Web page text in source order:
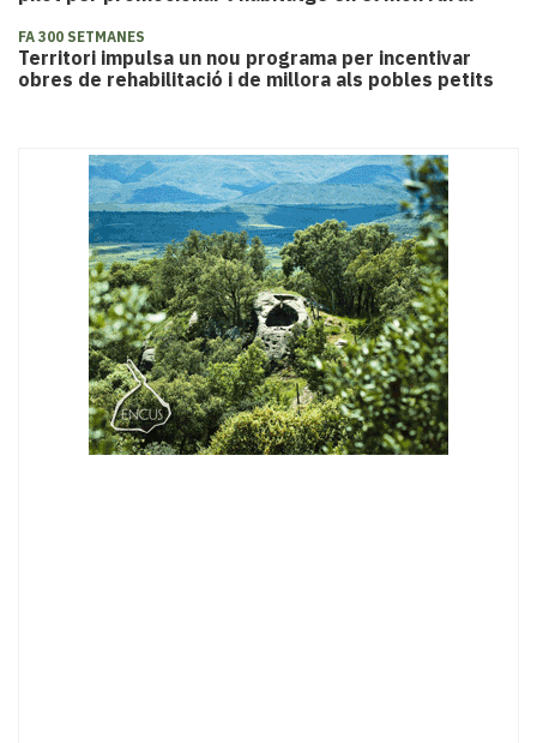
FA 300 SETMANES
Territori impulsa un nou programa per incentivar
obres de rehabilitació i de millora als pobles petits